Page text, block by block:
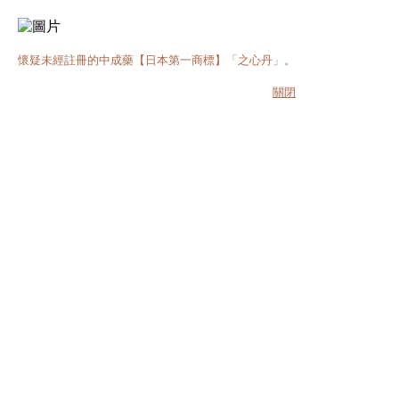
懷疑未經註冊的中成藥【日本第一商標】「之心丹」。
關閉